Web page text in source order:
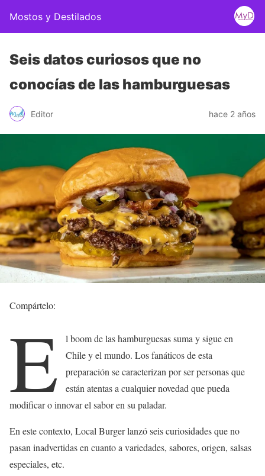
Mostos y Destilados
Seis datos curiosos que no
conocías de las hamburguesas
Editor hace 2 años
Compártelo:
E
l boom de las hamburguesas suma y sigue en
Chile y el mundo. Los fanáticos de esta
preparación se caracterizan por ser personas que
están atentas a cualquier novedad que pueda
modificar o innovar el sabor en su paladar.
En este contexto, Local Burger lanzó seis curiosidades que no
pasan inadvertidas en cuanto a variedades, sabores, origen, salsas
especiales, etc.